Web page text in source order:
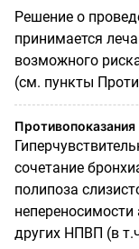
Решение о
принимается
возможного
(см. пункты
Противопоказания
сочетание
полипоза
других НПВП (в